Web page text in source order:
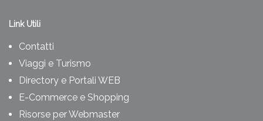
Link Utili
Contatti
Viaggi e Turismo
Directory e Portali WEB
E-Commerce e Shopping
Risorse per Webmaster